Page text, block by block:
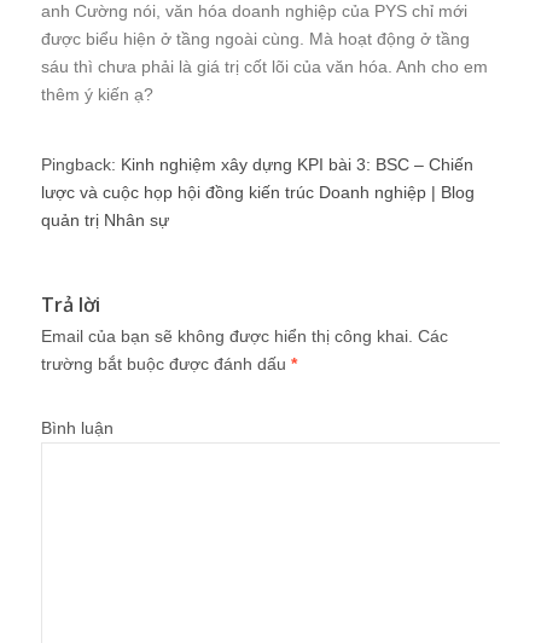
anh Cường nói, văn hóa doanh nghiệp của PYS chỉ mới
được biểu hiện ở tầng ngoài cùng. Mà hoạt động ở tầng
sáu thì chưa phải là giá trị cốt lõi của văn hóa. Anh cho em
thêm ý kiến ạ?
Pingback: Kinh nghiệm xây dựng KPI bài 3: BSC – Chiến
lược và cuộc họp hội đồng kiến trúc Doanh nghiệp | Blog
quản trị Nhân sự
Trả lời
Email của bạn sẽ không được hiển thị công khai. Các
trường bắt buộc được đánh dấu *
Bình luận